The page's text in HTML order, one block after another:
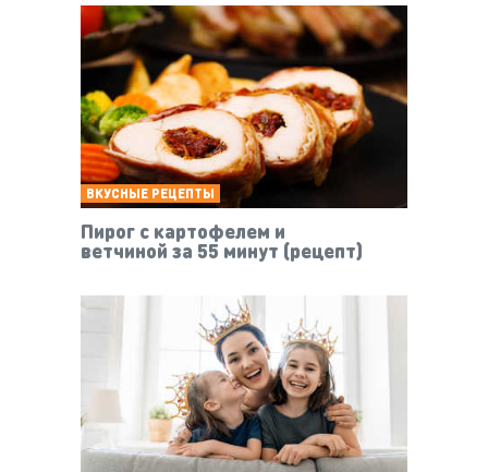
ВКУСНЫЕ РЕЦЕПТЫ
Пирог с картофелем и
ветчиной за 55 минут (рецепт)